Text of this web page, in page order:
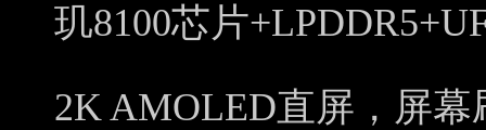
玑8100芯片
2K AMOLED直屏，屏